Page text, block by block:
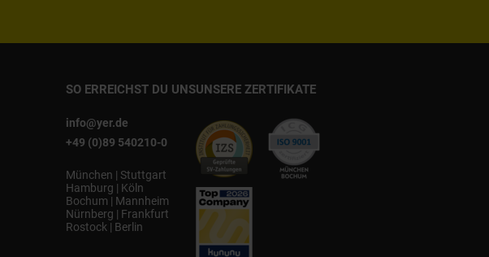
SO ERREICHST DU UNS
info@yer.de
+49 (0)89 540210-0
München | Stuttgart
Hamburg | Köln
Bochum | Mannheim
Nürnberg | Frankfurt
Rostock | Berlin
UNSERE ZERTIFIKATE